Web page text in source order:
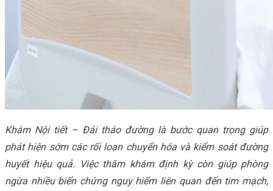
Khám Nội tiết – Đái tháo đường là bước quan trọng giúp
phát hiện sớm các rối loạn chuyển hóa và kiểm soát đường
huyết hiệu quả. Việc thăm khám định kỳ còn giúp phòng
ngừa nhiều biến chứng nguy hiểm liên quan đến tim mạch,